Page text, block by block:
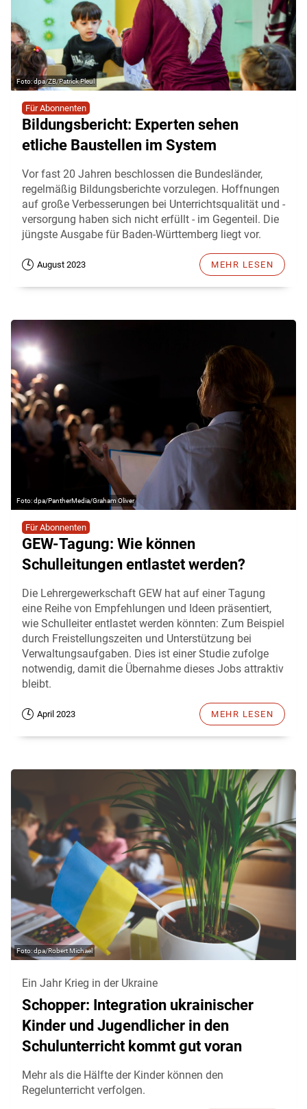
dpa/ZB/Patrick Pleul
Für Abonnenten
Bildungsbericht: Experten sehen
etliche Baustellen im System
Vor fast 20 Jahren beschlossen die Bundesländer,
regelmäßig Bildungsberichte vorzulegen. Hoffnungen
auf große Verbesserungen bei Unterrichtsqualität und -
versorgung haben sich nicht erfüllt - im Gegenteil. Die
jüngste Ausgabe für Baden-Württemberg liegt vor.
August 2023 MEHR LESEN
dpa/PantherMedia/Graham Oliver
Für Abonnenten
GEW-Tagung: Wie können
Schulleitungen entlastet werden?
Die Lehrergewerkschaft GEW hat auf einer Tagung
eine Reihe von Empfehlungen und Ideen präsentiert,
wie Schulleiter entlastet werden könnten: Zum Beispiel
durch Freistellungszeiten und Unterstützung bei
Verwaltungsaufgaben. Dies ist einer Studie zufolge
notwendig, damit die Übernahme dieses Jobs attraktiv
bleibt.
April 2023 MEHR LESEN
dpa/Robert Michael
Ein Jahr Krieg in der Ukraine
Schopper: Integration ukrainischer
Kinder und Jugendlicher in den
Schulunterricht kommt gut voran
Mehr als die Hälfte der Kinder können den
Regelunterricht verfolgen.